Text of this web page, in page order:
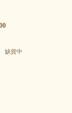
缺貨中